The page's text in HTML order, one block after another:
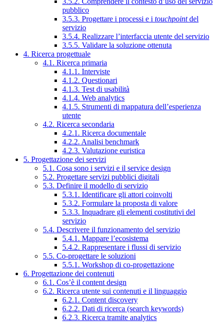
pubblico
3.5.3. Progettare i processi e i touchpointdel
servizio
3.5.4. Realizzare l’interfaccia utente del servizio
3.5.5. Validare la soluzione ottenuta
4. Ricerca progettuale
4.1. Ricerca primaria
4.1.1. Interviste
4.1.2. Questionari
4.1.3. Test di usabilità
4.1.4. Web analytics
4.1.5. Strumenti di mappatura dell’esperienza
utente
4.2. Ricerca secondaria
4.2.1. Ricerca documentale
4.2.2. Analisi benchmark
4.2.3. Valutazione euristica
5. Progettazione dei servizi
5.1. Cosa sono i servizi e il service design
5.2. Progettare servizi pubblici digitali
5.3. Definire il modello di servizio
5.3.1. Identificare gli attori coinvolti
5.3.2. Formulare la proposta di valore
5.3.3. Inquadrare gli elementi costitutivi del
servizio
5.4. Descrivere il funzionamento del servizio
5.4.1. Mappare l’ecosistema
5.4.2. Rappresentare i flussi di servizio
5.5. Co-progettare le soluzioni
5.5.1. Workshop di co-progettazione
6. Progettazione dei contenuti
6.1. Cos’è il content design
6.2. Ricerca utente sui contenuti e il linguaggio
6.2.1. Content discovery
6.2.2. Dati di ricerca (search keywords)
6.2.3. Ricerca tramite analytics